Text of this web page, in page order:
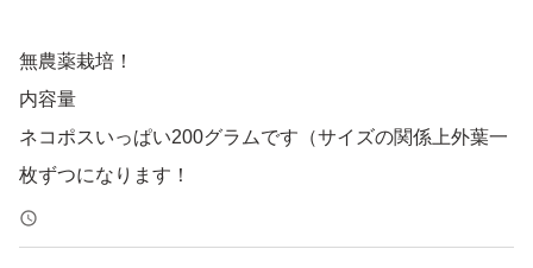
無農薬栽培！
内容量
ネコポスいっぱい200グラムです（サイズの関係上外葉一
枚ずつになります！
とりあえず、入れられるだけ入れます！
そのため一度水につけてあげて下さい！シャキッとしま